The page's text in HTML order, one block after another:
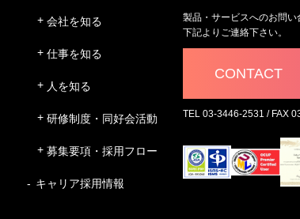
会社を知る
仕事を知る
人を知る
研修制度・同好会活動
募集要項・採用フロー
キャリア採用情報
製品・サービスへのお問い
下記よりご連絡下さい。
CONTACT
TEL 03-3446-2531 / FAX